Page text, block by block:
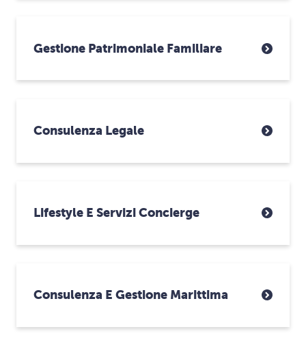
Gestione Patrimoniale Familiare
Consulenza Legale
Lifestyle E Servizi Concierge
Consulenza E Gestione Marittima